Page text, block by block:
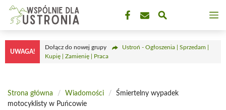
Przejdź
treści
UWAGA!
Dołącz do nowej grupy
Ustroń - Ogłoszenia | Sprzedam |
Kupię | Zamienię | Praca
Strona główna / Wiadomości /
Śmiertelny wypadek
motocyklisty w Puńcowie